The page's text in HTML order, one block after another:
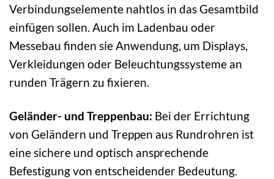
Verbindungselemente nahtlos in das Gesamtbild
einfügen sollen. Auch im Ladenbau oder
Messebau finden sie Anwendung, um Displays,
Verkleidungen oder Beleuchtungssysteme an
runden Trägern zu fixieren.
Geländer- und Treppenbau: Bei der Errichtung
von Geländern und Treppen aus Rundrohren ist
eine sichere und optisch ansprechende
Befestigung von entscheidender Bedeutung.